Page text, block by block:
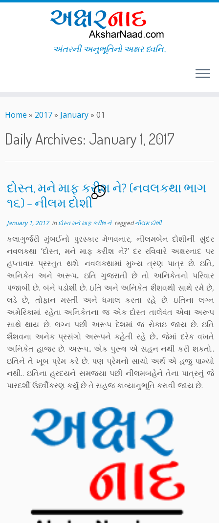
to
અંતરની અનુભૂતિનો અક્ષર ધ્વનિ..
Home » 2017» January» 01
Daily Archives: January 1, 2017
દોસ્ત, મને માફ કરીશ ને? (નવલકથા ભાગ
૧૬) – નીલમ દોશી
5
January 1, 2017inદોસ્ત મને માફ કરીશ ને taggedનીલમ દોશી
કલાગુર્જરી મુંંબઈનો પુરસ્કાર મેળવનાર, નીલમબેન દોશીની સુંંદર
નવલકથા ‘દોસ્ત, મને માફ કરીશ ને?’ દર રવિવારે અક્ષરનાદ પર
હપ્તાવાર પ્રસ્તુત થશે. નવલકથામાં મુખ્ય ત્રણ પાત્ર છે. ઇતિ,
અનિકેત અને અરૂપ.. ઇતિ ગુજરાતી છે તો અનિકેતનો પરિવાર
પંજાબી છે. બંને પડોશી છે. ઇતિ અને અનિકેત શૈશવથી સાથે રમે છે,
લડે છે, તોફાન મસ્તી અને ધમાલ કરતા રહે છે. ઇતિના લગ્ન
અમેરિકામાં રહેતા અનિકેતના જ એક દોસ્ત તાલેવંત એવા અરૂપ
સાથે થાય છે. લગ્ન પછી અરૂપ દેશમાં જ રોકાઇ જાય છે. ઇતિ
શૈશવના અનેક પ્રસંગો અરૂપને કહેતી રહે છે.. જેમાં દરેક વખતે
અનિકેત હાજર છે. અરૂપ.. એક પુરૂષ એ સહન નથી કરી શકતો..
ઇતિને તે ખૂબ પ્રેમ કરે છે. પણ પ્રેમનો સાચો અર્થ એ હજુ પામ્યો
નથી.. ઇતિના હ્રદયને સમજયા પછી નીલમબહેને તેના પાત્રનું જે
પારદર્શી ઉર્ધ્વીકરણ કર્યું છે તે સહજ કાવ્યાનુભૂતિ કરાવી જાય છે.